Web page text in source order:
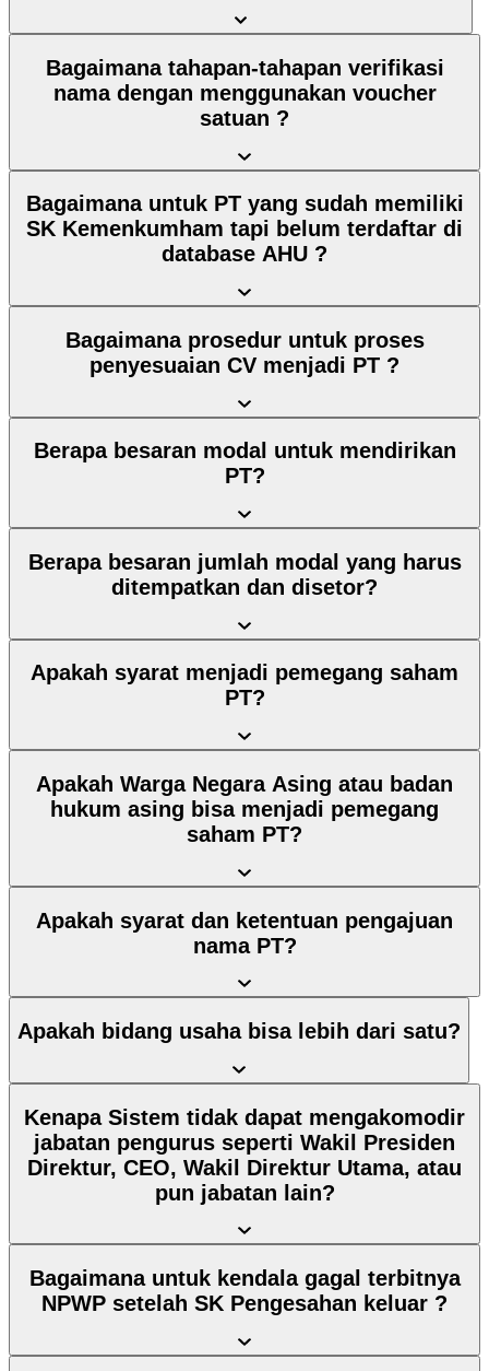
Bagaimana tahapan-tahapan verifikasi
nama dengan menggunakan voucher
satuan ?
Bagaimana untuk PT yang sudah memiliki
SK Kemenkumham tapi belum terdaftar di
database AHU ?
Bagaimana prosedur untuk proses
penyesuaian CV menjadi PT ?
Berapa besaran modal untuk mendirikan
PT?
Berapa besaran jumlah modal yang harus
ditempatkan dan disetor?
Apakah syarat menjadi pemegang saham
PT?
Apakah Warga Negara Asing atau badan
hukum asing bisa menjadi pemegang
saham PT?
Apakah syarat dan ketentuan pengajuan
nama PT?
Apakah bidang usaha bisa lebih dari satu?
Kenapa Sistem tidak dapat mengakomodir
jabatan pengurus seperti Wakil Presiden
Direktur, CEO, Wakil Direktur Utama, atau
pun jabatan lain?
Bagaimana untuk kendala gagal terbitnya
NPWP setelah SK Pengesahan keluar ?